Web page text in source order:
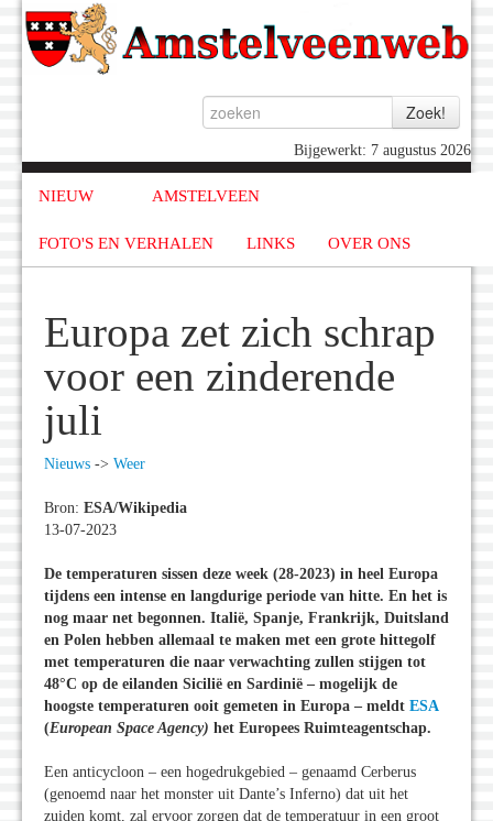
Bijgewerkt: 7 augustus 2026
NIEUW AMSTELVEEN
FOTO'S EN VERHALEN LINKS OVER ONS
Europa zet zich schrap
voor een zinderende
juli
Nieuws -> Weer
Bron: ESA/Wikipedia
13-07-2023
De temperaturen sissen deze week (28-2023) in heel Europa
tijdens een intense en langdurige periode van hitte. En het is
nog maar net begonnen. Italië, Spanje, Frankrijk, Duitsland
en Polen hebben allemaal te maken met een grote hittegolf
met temperaturen die naar verwachting zullen stijgen tot
48°C op de eilanden Sicilië en Sardinië – mogelijk de
hoogste temperaturen ooit gemeten in Europa – meldt ESA
(European Space Agency) het Europees Ruimteagentschap.
Een anticycloon – een hogedrukgebied – genaamd Cerberus
(genoemd naar het monster uit Dante’s Inferno) dat uit het
zuiden komt, zal ervoor zorgen dat de temperatuur in een groot